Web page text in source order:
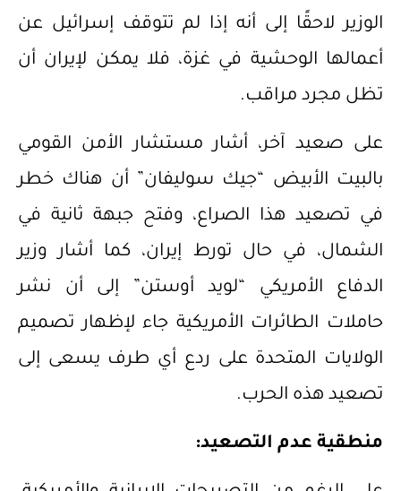
الوزير لاحقًا إلى أنه إذا لم تتوقف إسرائيل عن
أعمالها الوحشية في غزة، فلا يمكن لإيران أن
تظل مجرد مراقب.
على صعيد آخر، أشار مستشار الأمن القومي
بالبيت الأبيض “جيك سوليفان” أن هناك خطر
في تصعيد هذا الصراع، وفتح جبهة ثانية في
الشمال، في حال تورط إيران، كما أشار وزير
الدفاع الأمريكي “لويد أوستن” إلى أن نشر
حاملات الطائرات الأمريكية جاء لإظهار تصميم
الولايات المتحدة على ردع أي طرف يسعى إلى
تصعيد هذه الحرب.
منطقية عدم التصعيد: